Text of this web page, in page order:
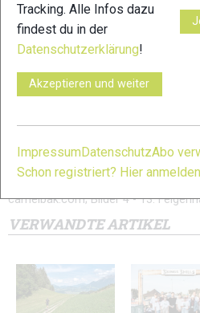
11
13
© Bild 1: @TOBIAS BURGER / xc-
camelbak.com; Bilder 4 - 13:
VERWANDTE ARTIKEL
Tracking. Alle Infos dazu
findest du in der
Datenschutzerklärung!
Akzeptieren und weiter
Impressum DatenschutzAbo
Schon registriert? Hier anmelden